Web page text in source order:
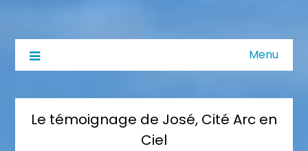
Menu
Le témoignage de José, Cité Arc en
Ciel